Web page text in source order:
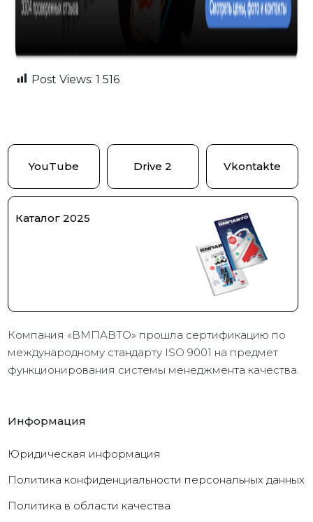
Post Views: 1 516
YouTube Drive 2 Vkontakte
Каталог 2025
Компания «ВМПАВТО» прошла сертификацию по
международному стандарту ISO 9001 на предмет
функционирования системы менеджмента качества.
Информация
Юридическая информация
Политика конфиденциальности персональных данных
Политика в области качества